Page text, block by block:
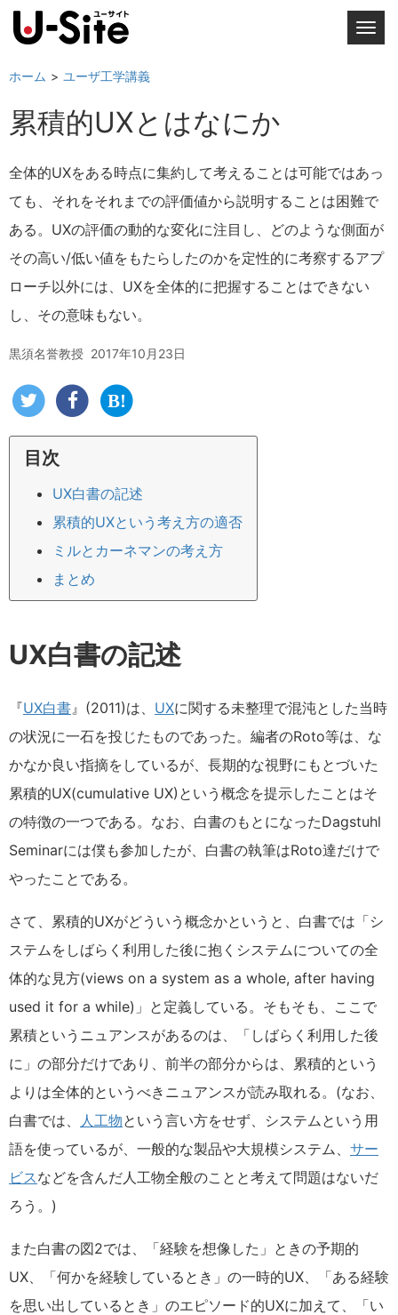
T
a
v
i
t
ホーム ユーザ工学講義
累積的UXとはなにか
全体的UXをある時点に集約して考えることは可能ではあっ
ても、それをそれまでの評価値から説明することは困難で
ある。UXの評価の動的な変化に注目し、どのような側面が
その高い/低い値をもたらしたのかを定性的に考察するアプ
ローチ以外には、UXを全体的に把握することはできない
し、その意味もない。
黒須名誉教授 2017年10月23日
目次
UX白書の記述
累積的UXという考え方の適否
ミルとカーネマンの考え方
まとめ
UX白書の記述
『UX白書』(2011)は、 UXに関する未整理で混沌とした当時
の状況に一石を投じたものであった。編者のRoto等は、な
かなか良い指摘をしているが、長期的な視野にもとづいた
累積的UX(cumulative UX)という概念を提示したことはそ
の特徴の一つである。なお、白書のもとになったDagstuhl
Seminarには僕も参加したが、白書の執筆はRoto達だけで
やったことである。
さて、累積的UXがどういう概念かというと、白書では「シ
ステムをしばらく利用した後に抱くシステムについての全
体的な見方(views on a system as a whole, after having
used it for a while)」と定義している。そもそも、ここで
累積というニュアンスがあるのは、「しばらく利用した後
に」の部分だけであり、前半の部分からは、累積的という
よりは全体的というべきニュアンスが読み取れる。(なお、
白書では、 人工物という言い方をせず、システムという用
語を使っているが、一般的な製品や大規模システム、 サー
ビスなどを含んだ人工物全般のことと考えて問題はないだ
ろう。)
また白書の図2では、「経験を想像した」ときの予期的
UX、「何かを経験しているとき」の一時的UX、「ある経験
を思い出しているとき」のエピソード的UXに加えて、「い